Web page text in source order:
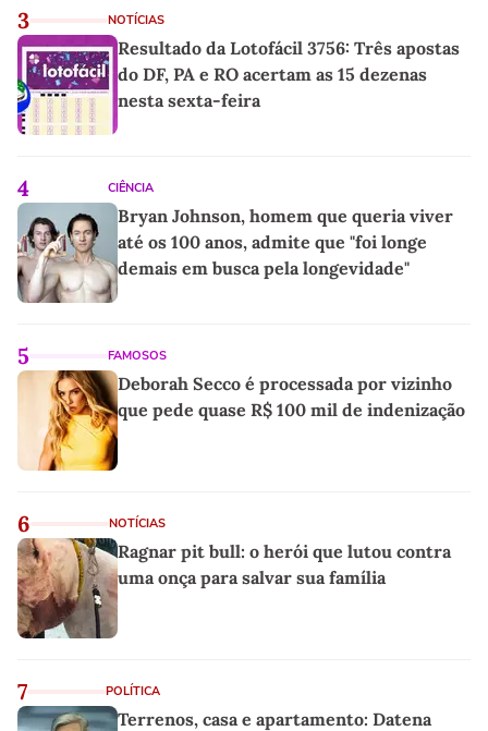
3 NOTÍCIAS
Resultado da Lotofácil 3756: Três apostas
do DF, PA e RO acertam as 15 dezenas
nesta sexta-feira
4 CIÊNCIA
Bryan Johnson, homem que queria viver
até os 100 anos, admite que "foi longe
demais em busca pela longevidade"
5 FAMOSOS
Deborah Secco é processada por vizinho
que pede quase R$ 100 mil de indenização
6 NOTÍCIAS
Ragnar pit bull: o herói que lutou contra
uma onça para salvar sua família
7 POLÍTICA
Terrenos, casa e apartamento: Datena